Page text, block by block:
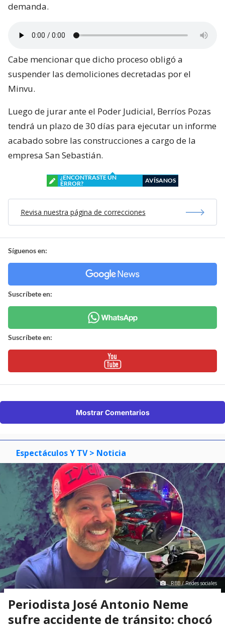
demanda.
Cabe mencionar que dicho proceso obligó a
suspender las demoliciones decretadas por el
Minvu.
Luego de jurar ante el Poder Judicial, Berríos Pozas
tendrá un plazo de 30 días para ejecutar un informe
acabado sobre las construcciones a cargo de la
empresa San Sebastián.
¿ENCONTRASTE UN
ERROR?
AVÍSANOS
Revisa nuestra página de correcciones
Síguenos en:
Suscríbete en:
Suscríbete en:
Mostrar Comentarios
Espectáculos Y TV > Noticia
RBB / Redes sociales
Periodista José Antonio Neme
sufre accidente de tránsito: chocó